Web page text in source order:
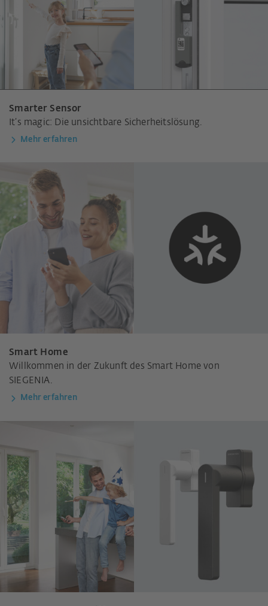
Smarter Sensor
It’s magic: Die unsichtbare Sicherheitslösung.
Mehr erfahren
Smart Home
Willkommen in der Zukunft des Smart Home von
SIEGENIA.
Mehr erfahren